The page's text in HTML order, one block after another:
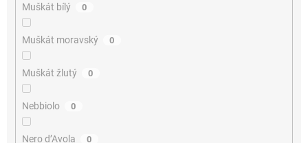
Muškát bílý 0
Muškát moravský 0
Muškát žlutý 0
Nebbiolo 0
Nero d’Avola 0